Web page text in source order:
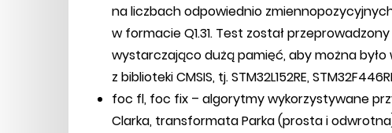
na liczbach odpowiednio
w formacie Q1.31. Test został
wystarczająco dużą pamięć, aby można
z biblioteki CMSIS, tj. STM32L152RE,
foc fl, foc fix – algorytmy wykorzystywane
Clarka, transformata Parka (prosta i